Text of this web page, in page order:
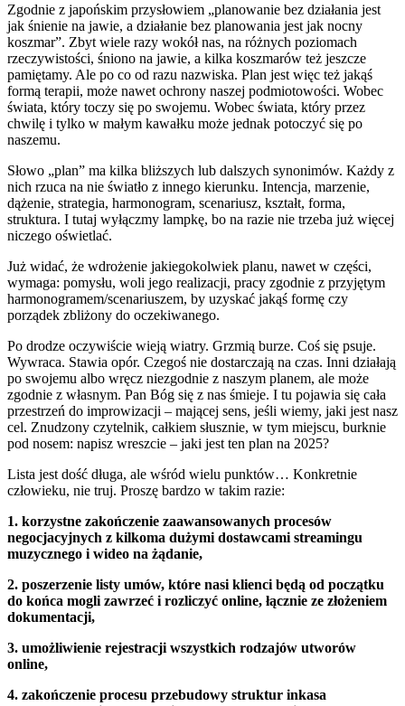
Zgodnie z japońskim przysłowiem „planowanie bez działania jest
jak śnienie na jawie, a działanie bez planowania jest jak nocny
koszmar”. Zbyt wiele razy wokół nas, na różnych poziomach
rzeczywistości, śniono na jawie, a kilka koszmarów też jeszcze
pamiętamy. Ale po co od razu nazwiska. Plan jest więc też jakąś
formą terapii, może nawet ochrony naszej podmiotowości. Wobec
świata, który toczy się po swojemu. Wobec świata, który przez
chwilę i tylko w małym kawałku może jednak potoczyć się po
naszemu.
Słowo „plan” ma kilka bliższych lub dalszych synonimów. Każdy z
nich rzuca na nie światło z innego kierunku. Intencja, marzenie,
dążenie, strategia, harmonogram, scenariusz, kształt, forma,
struktura. I tutaj wyłączmy lampkę, bo na razie nie trzeba już więcej
niczego oświetlać.
Już widać, że wdrożenie jakiegokolwiek planu, nawet w części,
wymaga: pomysłu, woli jego realizacji, pracy zgodnie z przyjętym
harmonogramem/scenariuszem, by uzyskać jakąś formę czy
porządek zbliżony do oczekiwanego.
Po drodze oczywiście wieją wiatry. Grzmią burze. Coś się psuje.
Wywraca. Stawia opór. Czegoś nie dostarczają na czas. Inni działają
po swojemu albo wręcz niezgodnie z naszym planem, ale może
zgodnie z własnym. Pan Bóg się z nas śmieje. I tu pojawia się cała
przestrzeń do improwizacji – mającej sens, jeśli wiemy, jaki jest nasz
cel. Znudzony czytelnik, całkiem słusznie, w tym miejscu, burknie
pod nosem: napisz wreszcie – jaki jest ten plan na 2025?
Lista jest dość długa, ale wśród wielu punktów… Konkretnie
człowieku, nie truj. Proszę bardzo w takim razie:
1. korzystne zakończenie zaawansowanych procesów
negocjacyjnych z kilkoma dużymi dostawcami streamingu
muzycznego i wideo na żądanie,
2. poszerzenie listy umów, które nasi klienci będą od początku
do końca mogli zawrzeć i rozliczyć online, łącznie ze złożeniem
dokumentacji,
3. umożliwienie rejestracji wszystkich rodzajów utworów
online,
4. zakończenie procesu przebudowy struktur inkasa